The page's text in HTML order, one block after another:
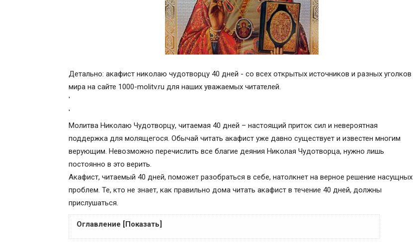
Детально: акафист николаю чудотворцу 40 дней - со всех открытых источников и разных уголков
мира на сайте 1000-molitv.ru для наших уважаемых читателей.
'
'
Молитва Николаю Чудотворцу, читаемая 40 дней – настоящий приток сил и невероятная
поддержка для молящегося. Обычай читать акафист уже давно существует и известен многим
верующим. Невозможно перечислить все благие деяния Николая Чудотворца, нужно лишь
постоянно в это верить.
Акафист, читаемый 40 дней, поможет разобраться в себе, натолкнет на верное решение насущных
проблем. Те, кто не знает, как правильно дома читать акафист в течение 40 дней, должны
прислушаться.
Оглавление [Показать]